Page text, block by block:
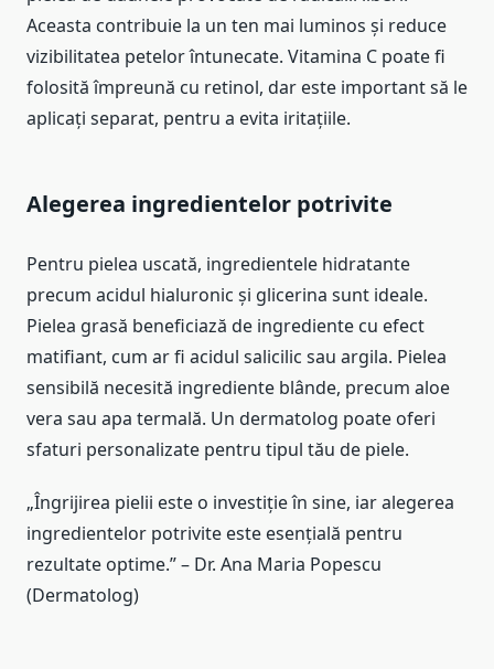
Aceasta contribuie la un ten mai luminos și reduce
vizibilitatea petelor întunecate. Vitamina C poate fi
folosită împreună cu retinol, dar este important să le
aplicați separat, pentru a evita iritațiile.
Alegerea ingredientelor potrivite
Pentru pielea uscată, ingredientele hidratante
precum acidul hialuronic și glicerina sunt ideale.
Pielea grasă beneficiază de ingrediente cu efect
matifiant, cum ar fi acidul salicilic sau argila. Pielea
sensibilă necesită ingrediente blânde, precum aloe
vera sau apa termală. Un dermatolog poate oferi
sfaturi personalizate pentru tipul tău de piele.
„Îngrijirea pielii este o investiție în sine, iar alegerea
ingredientelor potrivite este esențială pentru
rezultate optime.” – Dr. Ana Maria Popescu
(Dermatolog)